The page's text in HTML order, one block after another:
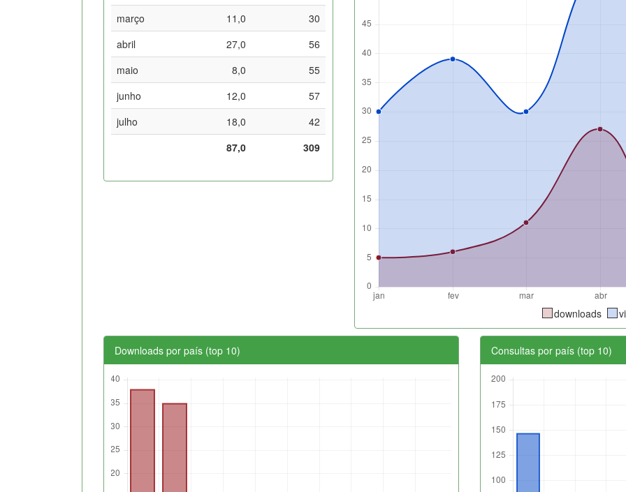
março
11,0
30
abril
27,0
56
maio
8,0
55
junho
12,0
57
julho
18,0
42
87,0
309
downloads
Downloads por país (top 10) Consultas por país (top 10)